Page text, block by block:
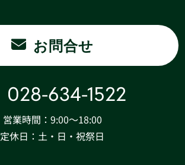
お問合せ
028-634-1522
営業時間：9:00〜18:00
定休日：土・日・祝祭日